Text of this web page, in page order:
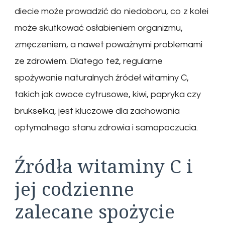
diecie może prowadzić do niedoboru, co z kolei
może skutkować osłabieniem organizmu,
zmęczeniem, a nawet poważnymi problemami
ze zdrowiem. Dlatego też, regularne
spożywanie naturalnych źródeł witaminy C,
takich jak owoce cytrusowe, kiwi, papryka czy
brukselka, jest kluczowe dla zachowania
optymalnego stanu zdrowia i samopoczucia.
Źródła witaminy C i
jej codzienne
zalecane spożycie